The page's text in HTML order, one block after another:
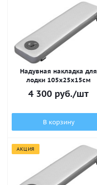
Надувная накладка для
лодки 105х25x15см
4 300 руб./шт
В корзину
АКЦИЯ